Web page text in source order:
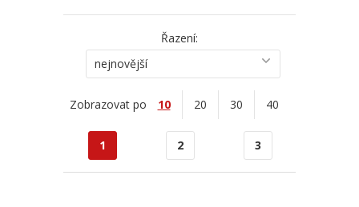
Řazení:
nejnovější
Zobrazovat po 10 20 30 40
1 2 3